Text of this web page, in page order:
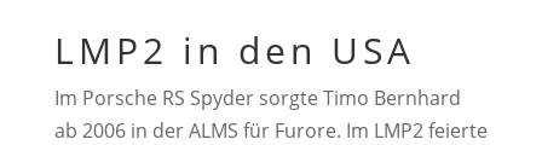
LMP2 in den USA
Im Porsche RS Spyder sorgte Timo Bernhard
ab 2006 in der ALMS für Furore. Im LMP2 feierte